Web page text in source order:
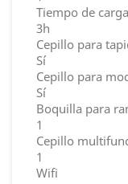
Tiempo de carga
3h
Cepillo para
Sí
Cepillo para
Sí
Boquilla para
1
Cepillo
1
Wifi